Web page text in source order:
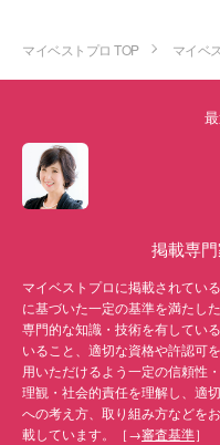
マイベストプロ TOP マイベ
掲載専
マイベストプロに掲載されてい
に基づいた一定の基準を満たし
専門的な知識・技術を有してい
いること、適切な資格や許認可
用いただけるよう一定の信頼性
理観・社会的責任を理解し、適
への考え方、取り組み方などを
載しています。［→審査基準］